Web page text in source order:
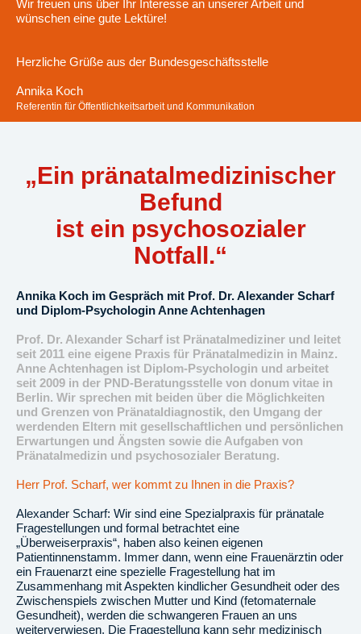
Wir freuen uns über Ihr Interesse an unserer Arbeit und
wünschen eine gute Lektüre!
Herzliche Grüße aus der Bundesgeschäftsstelle
Annika Koch
Referentin für Öffentlichkeitsarbeit und Kommunikation
„Ein pränatalmedizinischer
Befund
ist ein psychosozialer
Notfall.“
Annika Koch im Gespräch mit Prof. Dr. Alexander Scharf
und Diplom-Psychologin Anne Achtenhagen
Prof. Dr. Alexander Scharf ist Pränatalmediziner und leitet
seit 2011 eine eigene Praxis für Pränatalmedizin in Mainz.
Anne Achtenhagen ist Diplom-Psychologin und arbeitet
seit 2009 in der PND-Beratungsstelle von donum vitae in
Berlin. Wir sprechen mit beiden über die Möglichkeiten
und Grenzen von Pränataldiagnostik, den Umgang der
werdenden Eltern mit gesellschaftlichen und persönlichen
Erwartungen und Ängsten sowie die Aufgaben von
Pränatalmedizin und psychosozialer Beratung.
Herr Prof. Scharf, wer kommt zu Ihnen in die Praxis?
Alexander Scharf: Wir sind eine Spezialpraxis für pränatale
Fragestellungen und formal betrachtet eine
„Überweiserpraxis“, haben also keinen eigenen
Patientinnenstamm. Immer dann, wenn eine Frauenärztin oder
ein Frauenarzt eine spezielle Fragestellung hat im
Zusammenhang mit Aspekten kindlicher Gesundheit oder des
Zwischenspiels zwischen Mutter und Kind (fetomaternale
Gesundheit), werden die schwangeren Frauen an uns
weiterverwiesen. Die Fragestellung kann sehr medizinisch